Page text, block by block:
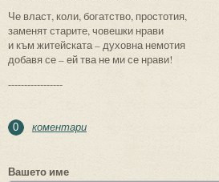
Че власт, коли, богатство, простотия,
заменят старите, човешки нрави
и към житейската – духовна немотия
добавя се – ей тва не ми се нрави!
-----------------
0 коментари
Вашето име